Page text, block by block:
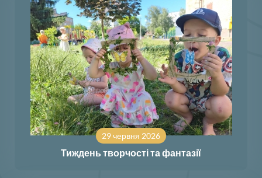
29 червня 2026
Тиждень творчості та фантазії